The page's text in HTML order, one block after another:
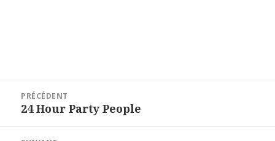
Navigation
PRÉCÉDENT
Article
précédent :
24 Hour Party People